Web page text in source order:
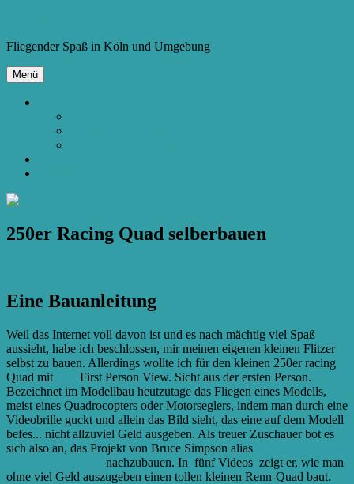
springen
Fliegender Spaß in Köln und Umgebung
Menü
250er Racing Quad selberbauen
Eine Bauanleitung
Weil das Internet voll davon ist und es nach mächtig viel Spaß
aussieht, habe ich beschlossen, mir meinen eigenen kleinen Flitzer
selbst zu bauen. Allerdings wollte ich für den kleinen 250er racing
Quad mit
First Person View. Sicht aus der ersten Person.
Bezeichnet im Modellbau heutzutage das Fliegen eines Modells,
meist eines Quadrocopters oder Motorseglers, indem man durch eine
Videobrille guckt und allein das Bild sieht, das eine auf dem Modell
befes... nicht allzuviel Geld ausgeben. Als treuer Zuschauer bot es
sich also an, das Projekt von Bruce Simpson alias
nachzubauen. In fünf Videos zeigt er, wie man
ohne viel Geld auszugeben einen tollen kleinen Renn-Quad baut.